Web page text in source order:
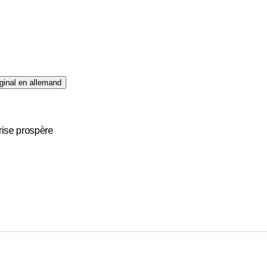
en allemand
prospère
La ZGZ traite tous les travaux liés à la menuiserie et à la
tous les types de travaux, des superstructures aux